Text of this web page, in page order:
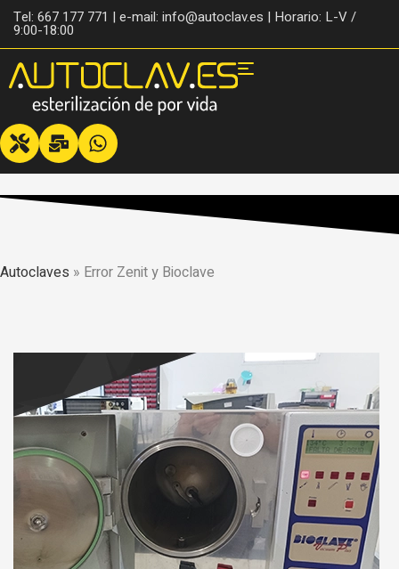
Tel: 667 177 771 | e-mail: info@autoclav.es | Horario: L-V /
9:00-18:00
Autoclaves » Error Zenit y Bioclave